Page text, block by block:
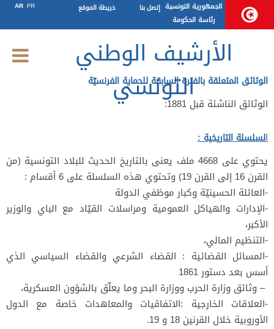
الجمهورية التونسية
رئاسة الحكومة
AR FR خريطة الموقع إتصل بنا
الأرشيف الوطني
التونسي
الأرصدة المحفوظة
الوثائق المتعلقة بالفترة السابقة للحماية الفرنسيّة
الوثائق الناشئة قبل 1881:
السلسلة التاريخية:
يحتوي على 4668 ملف يعنى بالتاريخ الحديث للبلاد التونسية (من
القرن 16 إلى القرن 19) وتحتوي هذه السلسلة على 6 أقسام :
-العائلة الحسينيّة وكبار موظفي الدولة
-الإدارات والهياكل العمومية ومراسلات القيّاد مع الباي والوزير
الأكبر،
-التنظيم المالي،
-المسائل القضائية : القضاء الشرعي والقضاء السياسي الذي
أسس بعد دستور 1861
– وثائق وزارة الحرب ووزارة البحر وما يعلّق بالشؤون العسكرية،
-العلاقات الخارجية :الاتفاقيات والمعاهدات خاصة مع الدول
الأوروبية خلال القرنين 18 و 19.